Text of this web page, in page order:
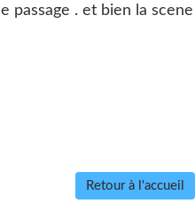
passage . et bien la
Retour à l'accueil